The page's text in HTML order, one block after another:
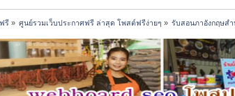
รี» ศูนย์รวมเว็บประกาศฟรี ล่าสุด โพสต์ฟรีง่ายๆ » รับสอนภาอังกฤษส